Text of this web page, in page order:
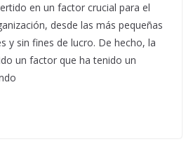
en un factor crucial para el
desde las más pequeñas
y sin fines de lucro. De hecho, la
un factor que ha tenido un